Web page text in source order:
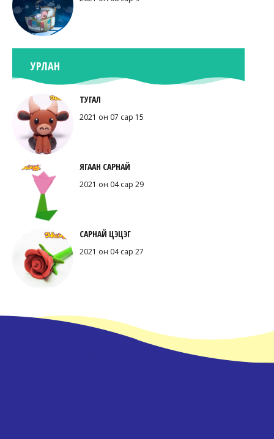
УРЛАН
ТУГАЛ
2021 он 07 сар 15
ЯГААН САРНАЙ
2021 он 04 сар 29
САРНАЙ ЦЭЦЭГ
2021 он 04 сар 27